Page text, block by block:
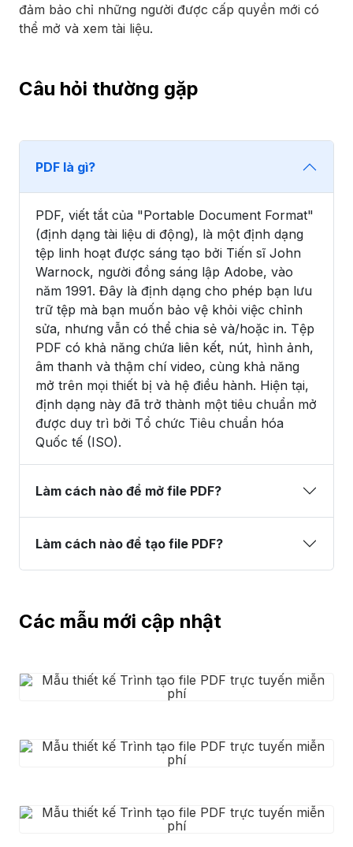
đảm bảo chỉ những người được cấp quyền mới có
thể mở và xem tài liệu.
Câu hỏi thường gặp
PDF là gì?
PDF, viết tắt của "Portable Document Format"
(định dạng tài liệu di động), là một định dạng
tệp linh hoạt được sáng tạo bởi Tiến sĩ John
Warnock, người đồng sáng lập Adobe, vào
năm 1991. Đây là định dạng cho phép bạn lưu
trữ tệp mà bạn muốn bảo vệ khỏi việc chỉnh
sửa, nhưng vẫn có thể chia sẻ và/hoặc in. Tệp
PDF có khả năng chứa liên kết, nút, hình ảnh,
âm thanh và thậm chí video, cùng khả năng
mở trên mọi thiết bị và hệ điều hành. Hiện tại,
định dạng này đã trở thành một tiêu chuẩn mở
được duy trì bởi Tổ chức Tiêu chuẩn hóa
Quốc tế (ISO).
Làm cách nào để mở file PDF?
Làm cách nào để tạo file PDF?
Các mẫu mới cập nhật